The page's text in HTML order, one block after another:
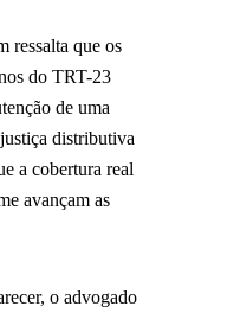
ressalta que os
do TRT-23
de uma
distributiva
a cobertura real
avançam as
o advogado